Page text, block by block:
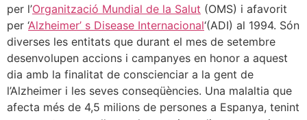
per l’Organització Mundial de la Salut (OMS) i afavorit
per ‘Alzheimer’ s Disease Internacional‘(ADI) al 1994. Són
diverses les entitats que durant el mes de setembre
desenvolupen accions i campanyes en honor a aquest
dia amb la finalitat de conscienciar a la gent de
l’Alzheimer i les seves conseqüències. Una malaltia que
afecta més de 4,5 milions de persones a Espanya, tenint